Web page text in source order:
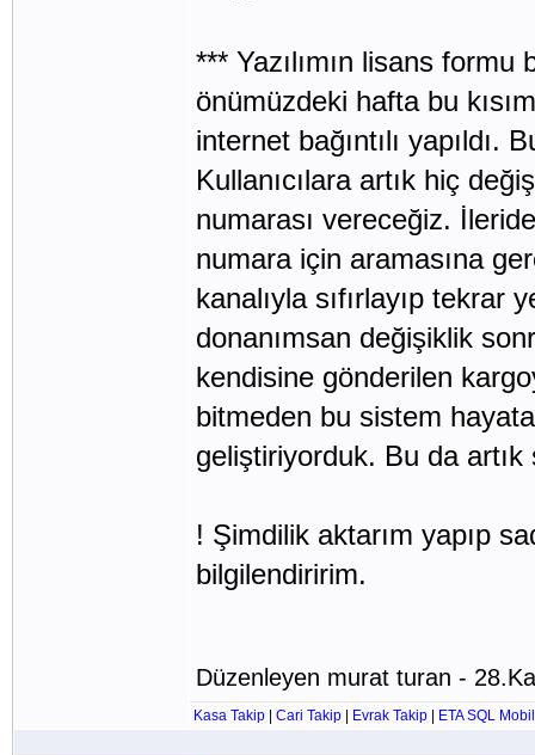
*** Yazılımın lisans
önümüzdeki hafta bu
internet bağıntılı yapıldı.
Kullanıcılara artık hiç
numarası vereceğiz.
numara için aramasına
kanalıyla sıfırlayıp tekrar
donanımsan değişiklik
kendisine gönderilen
bitmeden bu sistem
geliştiriyorduk. Bu da
! Şimdilik aktarım yapıp
bilgilendiririm.
Düzenleyen murat turan -
Kasa Takip Cari Takip Evrak Takip ETA SQL Mobil